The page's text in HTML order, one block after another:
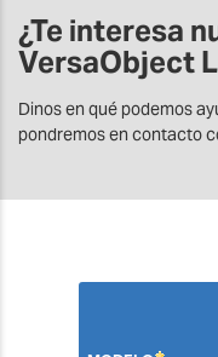
¿Te interesa
VersaObject
Dinos en qué podemos
pondremos en contacto